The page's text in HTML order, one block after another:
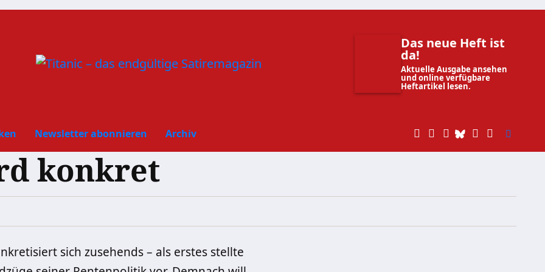
Das neue Heft ist
da!
Aktuelle Ausgabe ansehen
und online verfügbare
Heftartikel lesen.
Newsletter abonnieren Archiv
konkret
sich zusehends – als erstes stellte